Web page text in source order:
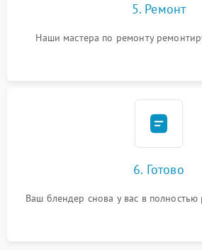
5. Ремонт
Наши мастера по ремонту
6. Готово
Ваш блендер снова у вас в полностью